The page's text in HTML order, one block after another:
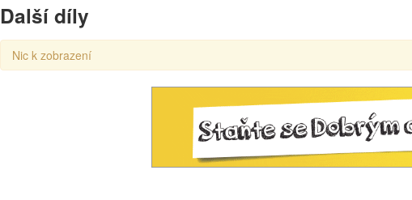
Další díly
Nic k zobrazení